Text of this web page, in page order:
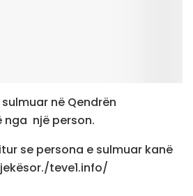
në Qendrën
nga një person.
se persona e sulmuar kanë
teve1.info/